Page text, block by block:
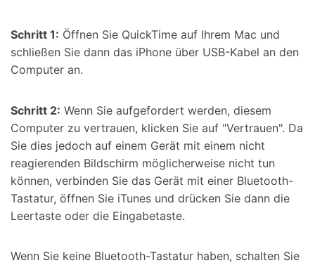
Schritt 1: Öffnen Sie QuickTime auf Ihrem Mac und
schließen Sie dann das iPhone über USB-Kabel an den
Computer an.
Schritt 2: Wenn Sie aufgefordert werden, diesem
Computer zu vertrauen, klicken Sie auf "Vertrauen". Da
Sie dies jedoch auf einem Gerät mit einem nicht
reagierenden Bildschirm möglicherweise nicht tun
können, verbinden Sie das Gerät mit einer Bluetooth-
Tastatur, öffnen Sie iTunes und drücken Sie dann die
Leertaste oder die Eingabetaste.
Wenn Sie keine Bluetooth-Tastatur haben, schalten Sie